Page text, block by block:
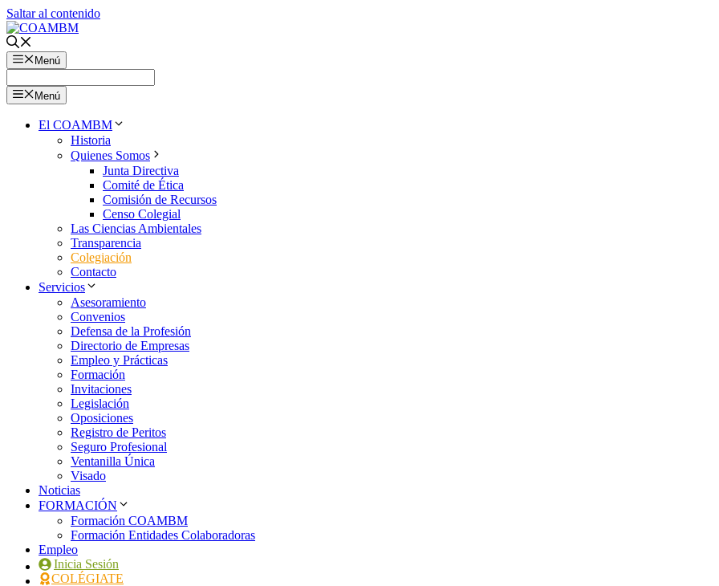
Saltar al contenido
Menú
Menú
El COAMBM
Historia
Quienes Somos
Junta Directiva
Comité de Ética
Comisión de Recursos
Censo Colegial
Las Ciencias Ambientales
Transparencia
Colegiación
Contacto
Servicios
Asesoramiento
Convenios
Defensa de la Profesión
Directorio de Empresas
Empleo y Prácticas
Formación
Invitaciones
Legislación
Oposiciones
Registro de Peritos
Seguro Profesional
Ventanilla Única
Visado
Noticias
FORMACIÓN
Formación COAMBM
Formación Entidades Colaboradoras
Empleo
Inicia Sesión
COLÉGIATE